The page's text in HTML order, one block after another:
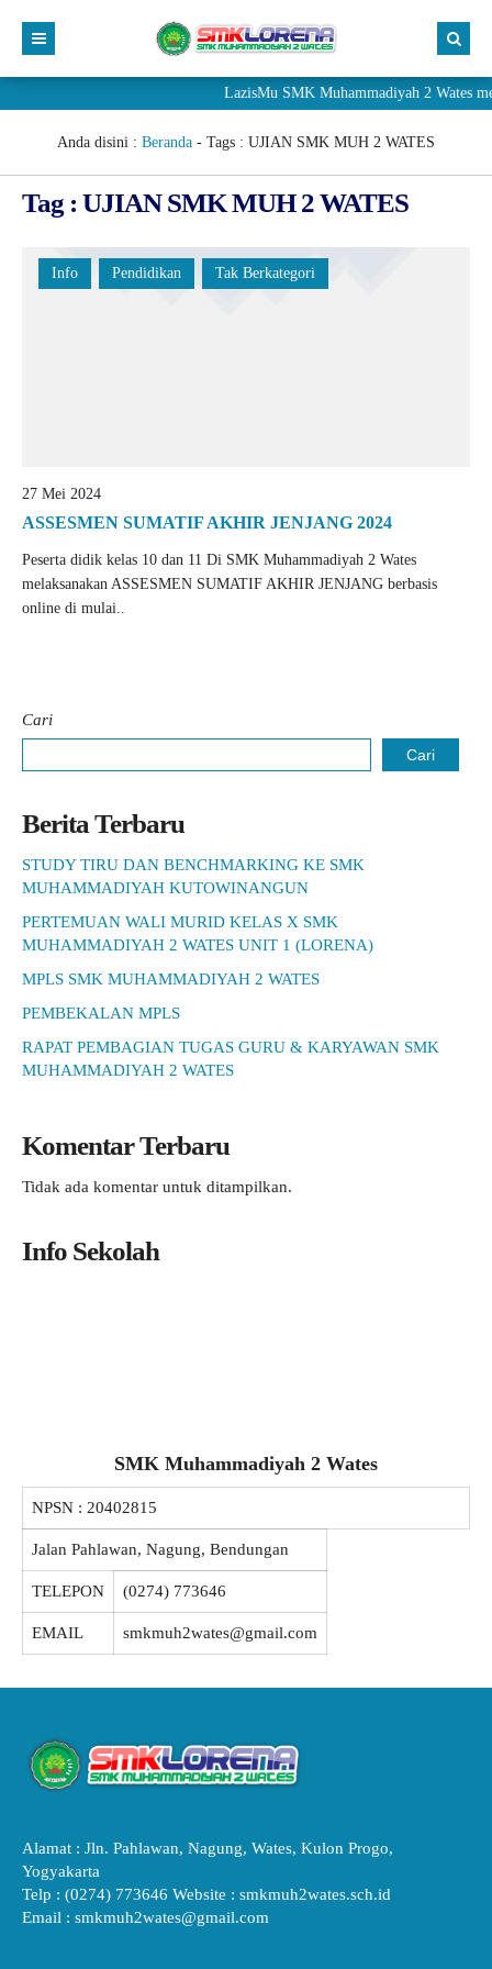
LazisMu SMK Muhammadiyah 2 Wates
Anda disini : Beranda - Tags : UJIAN SMK MUH 2 WATES
Tag : UJIAN SMK MUH 2 WATES
Info Pendidikan Tak Berkategori
27 Mei 2024
ASSESMEN SUMATIF AKHIR JENJANG 2024
Peserta didik kelas 10 dan 11 Di SMK Muhammadiyah 2 Wates
melaksanakan ASSESMEN SUMATIF AKHIR JENJANG berbasis
online di mulai..
Cari
Cari
Berita Terbaru
STUDY TIRU DAN BENCHMARKING KE SMK
MUHAMMADIYAH KUTOWINANGUN
PERTEMUAN WALI MURID KELAS X SMK
MUHAMMADIYAH 2 WATES UNIT 1 (LORENA)
MPLS SMK MUHAMMADIYAH 2 WATES
PEMBEKALAN MPLS
RAPAT PEMBAGIAN TUGAS GURU & KARYAWAN SMK
MUHAMMADIYAH 2 WATES
Komentar Terbaru
Tidak ada komentar untuk ditampilkan.
Info Sekolah
SMK Muhammadiyah 2 Wates
NPSN : 20402815
Jalan Pahlawan, Nagung, Bendungan
TELEPON (0274) 773646
EMAIL smkmuh2wates@gmail.com
Alamat : Jln. Pahlawan, Nagung, Wates, Kulon Progo,
Yogyakarta
Telp : (0274) 773646 Website : smkmuh2wates.sch.id
Email : smkmuh2wates@gmail.com